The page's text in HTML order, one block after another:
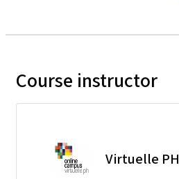
Course instructor
Virtuelle PH